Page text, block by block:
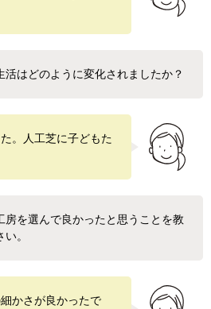
活はどのように変化されましたか？
。人工芝に子どもた
房を選んで良かったと思うことを教
。
かさが良かったで